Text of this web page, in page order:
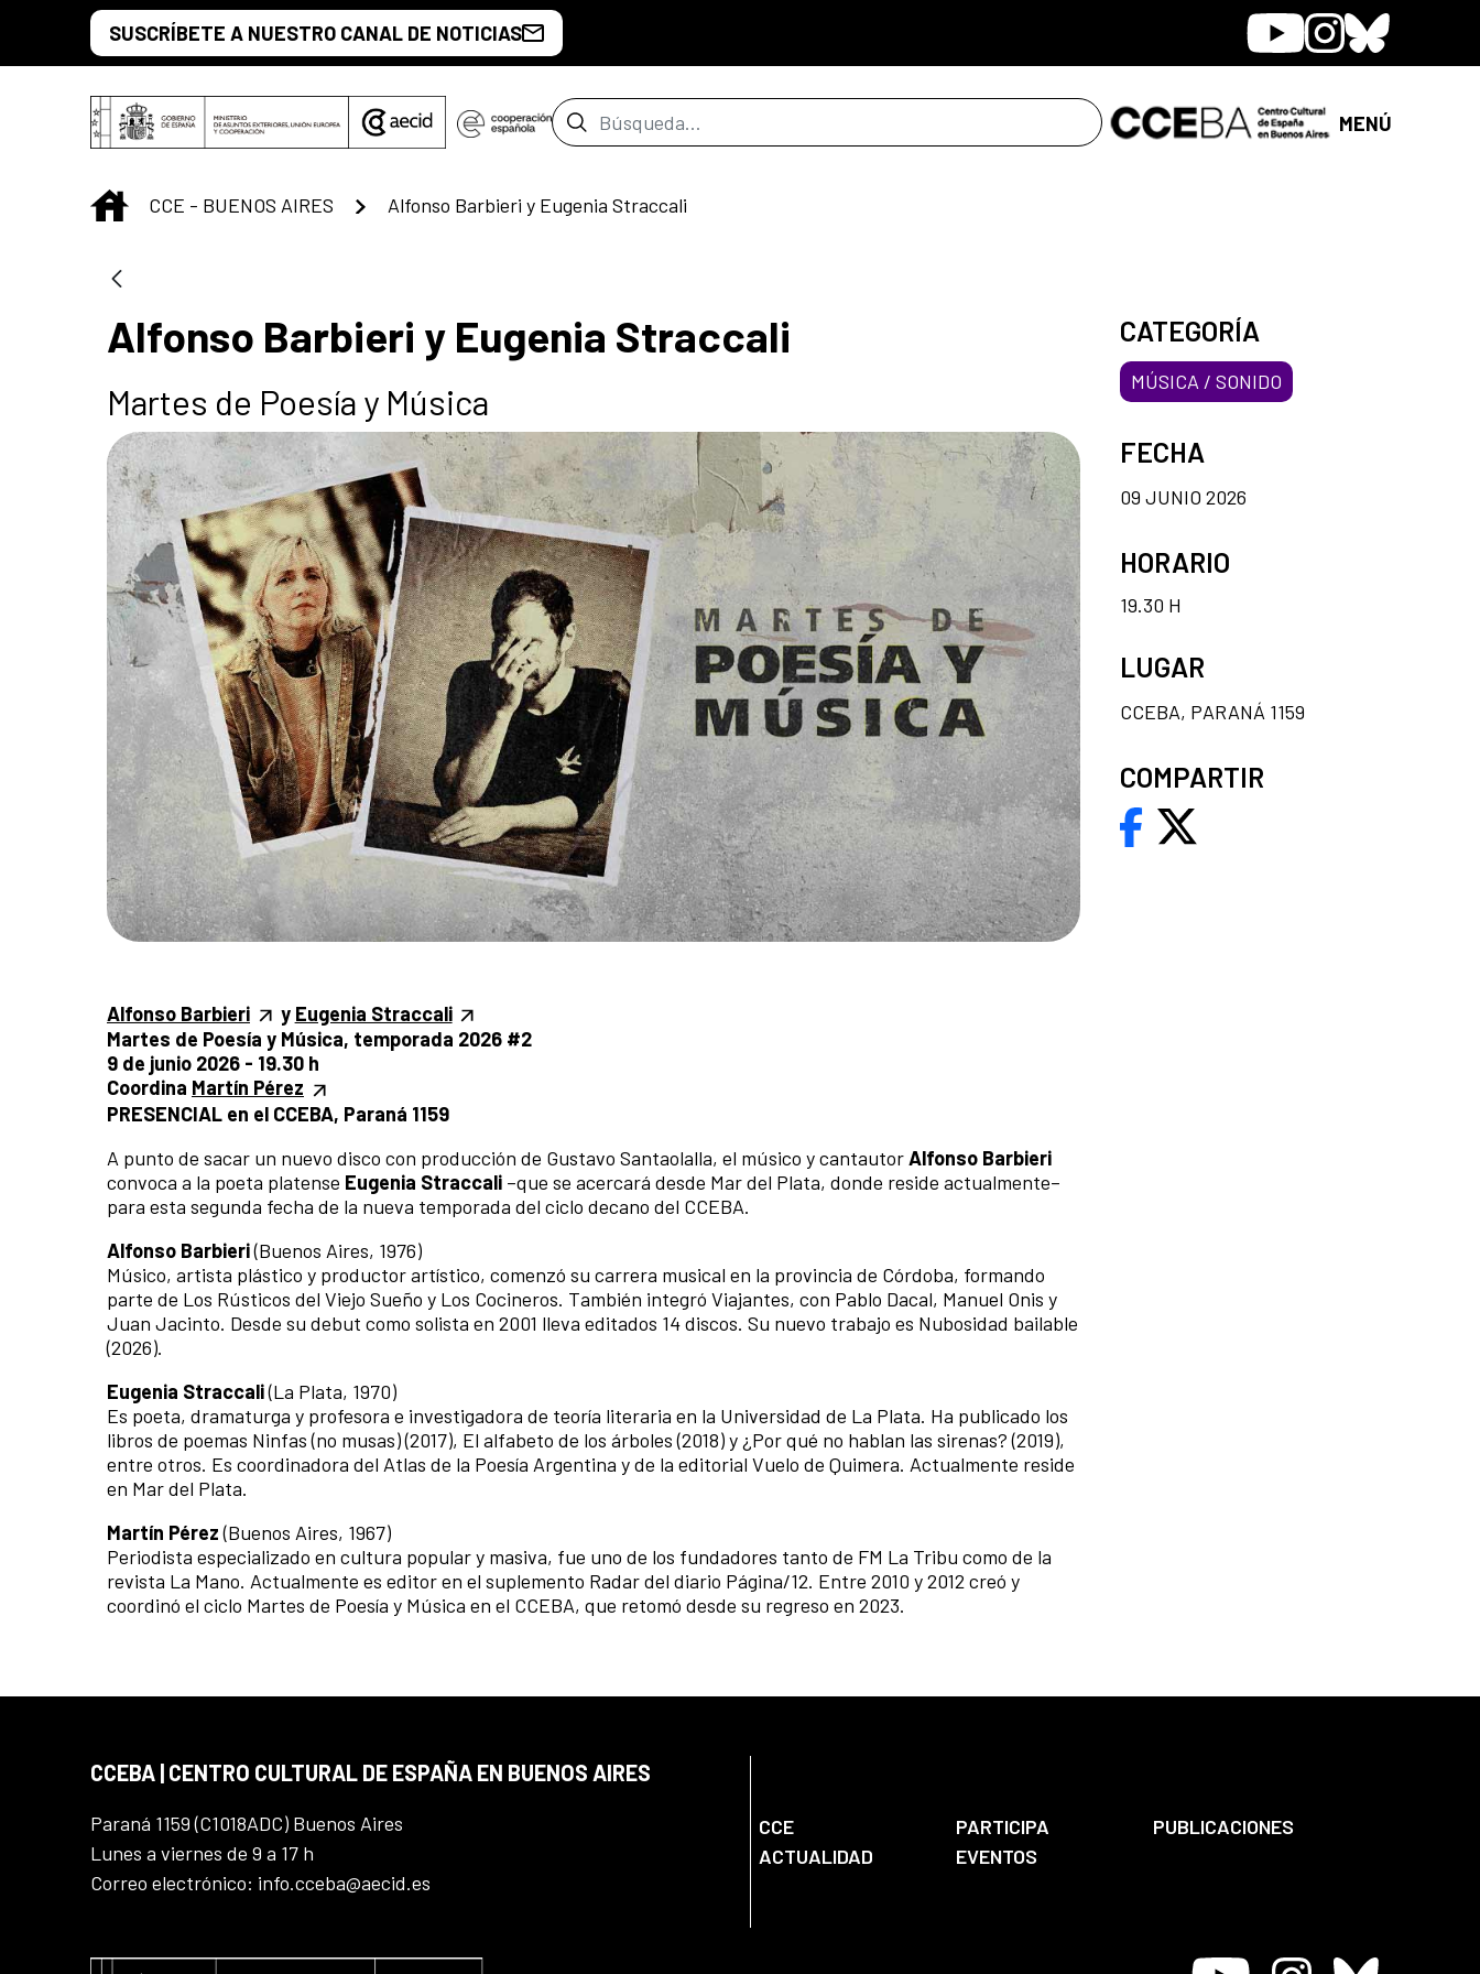
Saltar al contenido principal
SUSCRÍBETE A NUESTRO CANAL DE NOTICIAS YoutubeInstagram
Bluesky
Barra de búsqueda MENÚ
INICIO
CCE - BUENOS AIRES Alfonso Barbieri y Eugenia Straccali
Alfonso Barbieri y Eugenia Straccali
Martes de Poesía y Música
Alfonso Barbieri y Eugenia Straccali
Martes de Poesía y Música, temporada 2026 #2
9 de junio 2026 - 19.30 h
Coordina Martín Pérez
PRESENCIAL en el CCEBA, Paraná 1159
A punto de sacar un nuevo disco con producción de Gustavo Santaolalla, el músico y cantautorAlfonso Barbieri
convoca a la poeta platense Eugenia Straccali –que se acercará desde Mar del Plata, donde reside actualmente–
para esta segunda fecha de la nueva temporada del ciclo decano del CCEBA.
Alfonso Barbieri(Buenos Aires, 1976)
Músico, artista plástico y productor artístico, comenzó su carrera musical en la provincia de Córdoba, formando
parte de Los Rústicos del Viejo Sueño y Los Cocineros. También integró Viajantes, con Pablo Dacal, Manuel Onis y
Juan Jacinto. Desde su debut como solista en 2001 lleva editados 14 discos. Su nuevo trabajo es Nubosidad bailable
(2026).
Eugenia Straccali(La Plata, 1970)
Es poeta, dramaturga y profesora e investigadora de teoría literaria en la Universidad de La Plata. Ha publicado los
libros de poemas Ninfas (no musas) (2017), El alfabeto de los árboles (2018) y ¿Por qué no hablan las sirenas? (2019),
entre otros. Es coordinadora del Atlas de la Poesía Argentina y de la editorial Vuelo de Quimera. Actualmente reside
en Mar del Plata.
Martín Pérez(Buenos Aires, 1967)
Periodista especializado en cultura popular y masiva, fue uno de los fundadores tanto de FM La Tribu como de la
revista La Mano. Actualmente es editor en el suplemento Radar del diario Página/12. Entre 2010 y 2012 creó y
coordinó el ciclo Martes de Poesía y Música en el CCEBA, que retomó desde su regreso en 2023.
CATEGORÍA
MÚSICA / SONIDO
FECHA
09 JUNIO 2026
HORARIO
19.30 H
LUGAR
CCEBA, PARANÁ 1159
COMPARTIR
CCEBA | CENTRO CULTURAL DE ESPAÑA EN BUENOS AIRES
Paraná 1159 (C1018ADC) Buenos Aires
Lunes a viernes de 9 a 17 h
Correo electrónico: info.cceba@aecid.es
CCE PARTICIPA
PUBLICACIONES
ACTUALIDAD
EVENTOS